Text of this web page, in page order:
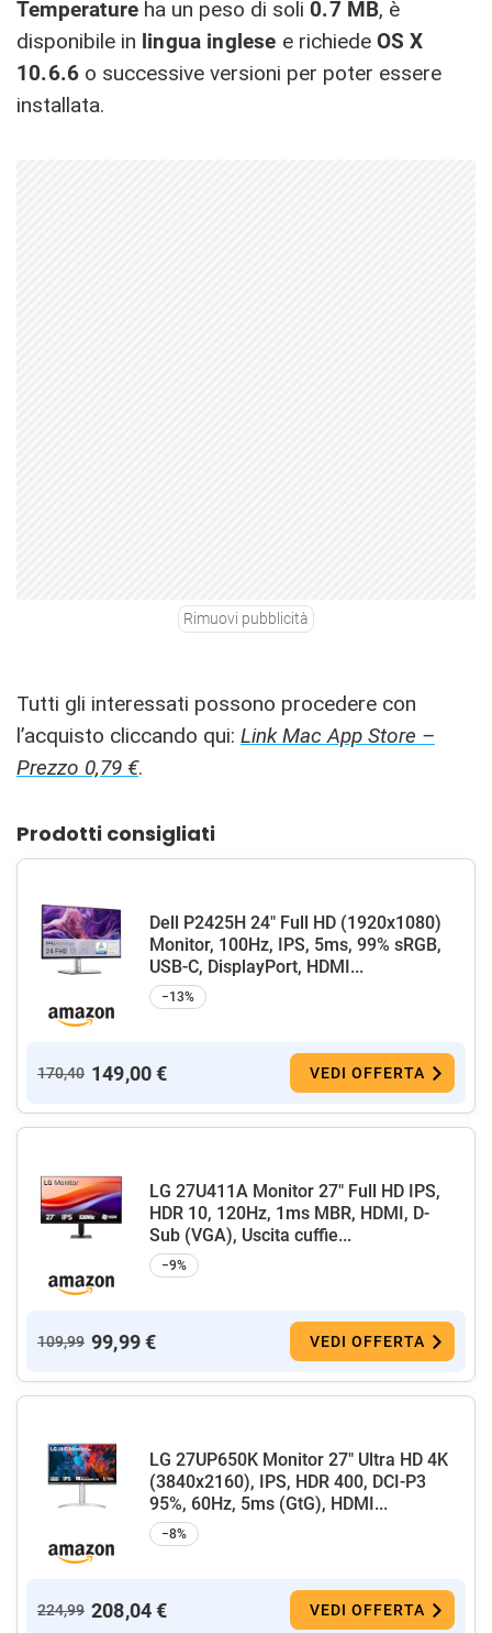
Temperature ha un peso di soli0.7 MB, è
disponibile in lingua inglese e richiede OS X
10.6.6 o successive versioni per poter essere
installata.
Rimuovi pubblicità
Tutti gli interessati possono procedere con
l’acquisto cliccando qui: Link Mac App Store –
Prezzo 0,79 €.
Prodotti consigliati
Dell P2425H 24" Full HD (1920x1080)
Monitor, 100Hz, IPS, 5ms, 99% sRGB,
USB-C, DisplayPort, HDMI...
−13%
170,40 149,00 € VEDI OFFERTA
LG 27U411A Monitor 27" Full HD IPS,
HDR 10, 120Hz, 1ms MBR, HDMI, D-
Sub (VGA), Uscita cuffie...
−9%
109,99 99,99 € VEDI OFFERTA
LG 27UP650K Monitor 27" Ultra HD 4K
(3840x2160), IPS, HDR 400, DCI-P3
95%, 60Hz, 5ms (GtG), HDMI...
−8%
224,99 208,04 € VEDI OFFERTA